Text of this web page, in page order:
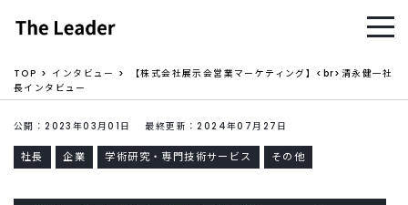
TOP インタビュー
【株式会社展示会営業マーケティング】<br>清永健一社
長インタビュー
公開：2023年03月01日 最終更新：2024年07月27日
社長 企業 学術研究・専門技術サービス その他